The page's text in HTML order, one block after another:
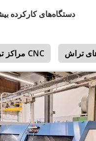
دستگاه‌های کارکرده
مراکز تراش و فرز CNC